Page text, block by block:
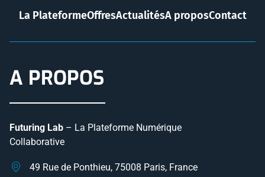
La PlateformeOffresActualitésA proposContact
A PROPOS
Futuring Lab – La Plateforme Numérique
Collaborative
49 Rue de Ponthieu, 75008 Paris, France